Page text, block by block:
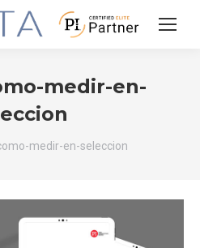
medir-en-
medir-en-seleccion